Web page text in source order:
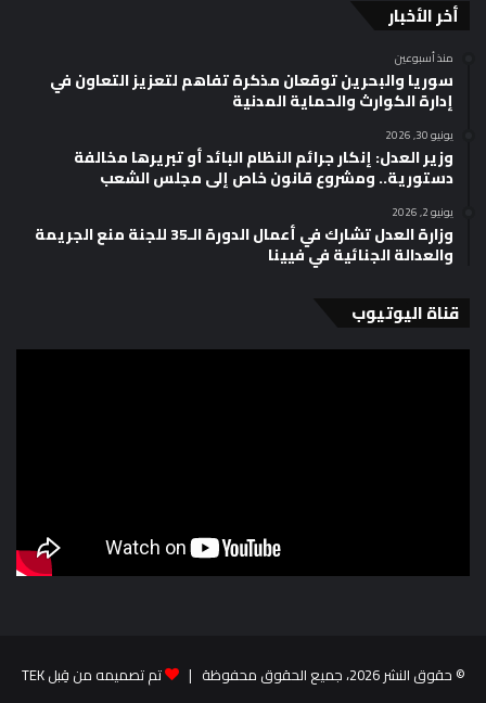
أخر الأخبار
منذ أسبوعين
سوريا والبحرين توقعان مذكرة تفاهم لتعزيز التعاون في
إدارة الكوارث والحماية المدنية
يونيو 30, 2026
وزير العدل: إنكار جرائم النظام البائد أو تبريرها مخالفة
دستورية.. ومشروع قانون خاص إلى مجلس الشعب
يونيو 2, 2026
وزارة العدل تشارك في أعمال الدورة الـ35 للجنة منع الجريمة
والعدالة الجنائية في فيينا
قناة اليوتيوب
© حقوق النشر 2026، جميع الحقوق محفوظة |
تم تصميمه من قِبل TEK